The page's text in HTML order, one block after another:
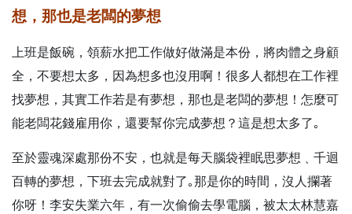
想，那也是老闆的夢想
上班是飯碗，領薪水把工作做好做滿是本份，將肉體之身顧
全，不要想太多，因為想多也沒用啊！很多人都想在工作裡
找夢想，其實工作若是有夢想，那也是老闆的夢想！怎麼可
能老闆花錢雇用你，還要幫你完成夢想？這是想太多了｡
至於靈魂深處那份不安，也就是每天腦袋裡眠思夢想﹑千迴
百轉的夢想，下班去完成就對了｡那是你的時間，沒人攔著
你呀！李安失業六年，有一次偷偷去學電腦，被太太林慧嘉